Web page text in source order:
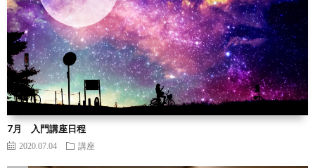
7月 入門講座日程
2020.07.04 講座